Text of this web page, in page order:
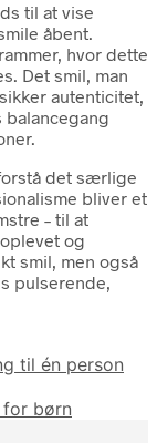
til at vise
åbent.
hvor dette
Det smil, man
autenticitet,
det særlige
bliver et
– til at
og
smil, men også
pulserende,
til én person
børn